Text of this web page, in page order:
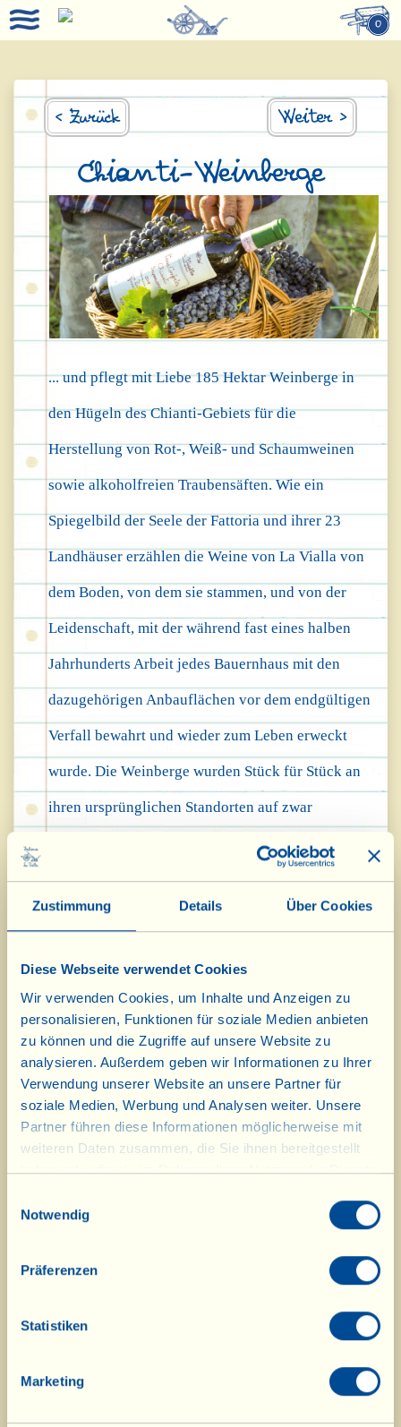
Zustimmung Details Über Cookies
Diese Webseite verwendet Cookies
Wir verwenden Cookies, um Inhalte und Anzeigen zu
personalisieren, Funktionen für soziale Medien anbieten
zu können und die Zugriffe auf unsere Website zu
analysieren. Außerdem geben wir Informationen zu Ihrer
Verwendung unserer Website an unsere Partner für
soziale Medien, Werbung und Analysen weiter. Unsere
Partner führen diese Informationen möglicherweise mit
weiteren Daten zusammen, die Sie ihnen bereitgestellt
haben oder die sie im Rahmen Ihrer Nutzung der Dienste
Notwendig
Präferenzen
Statistiken
Marketing
0
< Zurück Weiter >
Chianti-Weinberge
... und pflegt mit Liebe 185 Hektar Weinberge in
den Hügeln des Chianti-Gebiets für die
Herstellung von Rot-, Weiß- und Schaumweinen
sowie alkoholfreien Traubensäften. Wie ein
Spiegelbild der Seele der Fattoria und ihrer 23
Landhäuser erzählen die Weine von La Vialla von
dem Boden, von dem sie stammen, und von der
Leidenschaft, mit der während fast eines halben
Jahrhunderts Arbeit jedes Bauernhaus mit den
dazugehörigen Anbauflächen vor dem endgültigen
Verfall bewahrt und wieder zum Leben erweckt
wurde. Die Weinberge wurden Stück für Stück an
ihren ursprünglichen Standorten auf zwar
unterschiedlichen, jedoch „prädestinierten“, in
den Wald eingebetteten und auf Höhen zwischen
300 und 650 Metern liegenden Böden – in diesen
weitere wurden auf für sie am besten geeigneten
kleinen Parzellen von Grund auf neu angelegt.
Dabei wurde besonderes Augenmerk auf die
Pflege des Bodens, die geologische Analyse und
biologisch bewirtschaftet und anschließend mit
Präparate, Gründüngung, Anreicherung mit Dung
aus mit autochthonen Pflanzenarten usw.) weiter